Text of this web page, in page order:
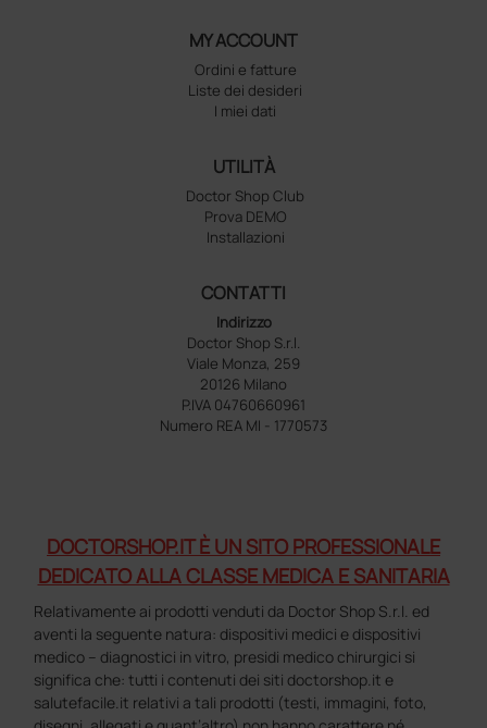
MY ACCOUNT
Ordini e fatture
Liste dei desideri
I miei dati
UTILITÀ
Doctor Shop Club
Prova DEMO
Installazioni
CONTATTI
Indirizzo
Doctor Shop S.r.l.
Viale Monza, 259
20126 Milano
P.IVA 04760660961
Numero REA MI - 1770573
DOCTORSHOP.IT È UN SITO PROFESSIONALE
DEDICATO ALLA CLASSE MEDICA E SANITARIA
Relativamente ai prodotti venduti da Doctor Shop S.r.l. ed
aventi la seguente natura: dispositivi medici e dispositivi
medico – diagnostici in vitro, presidi medico chirurgici si
significa che: tutti i contenuti dei siti doctorshop.it e
salutefacile.it relativi a tali prodotti (testi, immagini, foto,